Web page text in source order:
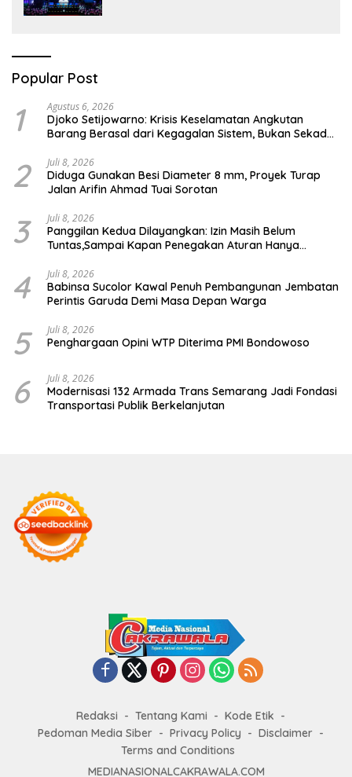
Popular Post
1 Agustus 6, 2026
Djoko Setijowarno: Krisis Keselamatan Angkutan
Barang Berasal dari Kegagalan Sistem, Bukan Sekadar
2 Juli 8, 2026
Diduga Gunakan Besi Diameter 8 mm, Proyek Turap
Jalan Arifin Ahmad Tuai Sorotan
3 Juli 8, 2026
Panggilan Kedua Dilayangkan: Izin Masih Belum
Tuntas,Sampai Kapan Penegakan Aturan Hanya
4 Juli 8, 2026
Babinsa Sucolor Kawal Penuh Pembangunan Jembatan
Perintis Garuda Demi Masa Depan Warga
5 Juli 8, 2026
Penghargaan Opini WTP Diterima PMI Bondowoso
6 Juli 8, 2026
Modernisasi 132 Armada Trans Semarang Jadi Fondasi
Transportasi Publik Berkelanjutan
Redaksi Tentang Kami
Kode Etik
Pedoman Media Siber
Privacy Policy
Disclaimer
Terms and Conditions
MEDIANASIONALCAKRAWALA.COM